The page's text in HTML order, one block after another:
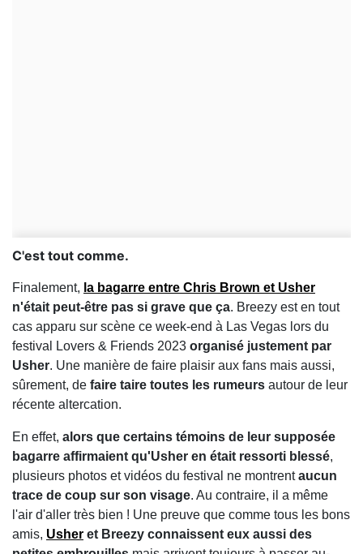
C'est tout comme.
Finalement, la bagarre entre Chris Brown et Usher
n'était peut-être pas si grave que ça. Breezy est en tout
cas apparu sur scène ce week-end à Las Vegas lors du
festival Lovers & Friends 2023 organisé justement par
Usher. Une manière de faire plaisir aux fans mais aussi,
sûrement, de faire taire toutes les rumeurs autour de leur
récente altercation.
En effet, alors que certains témoins de leur supposée
bagarre affirmaient qu'Usher en était ressorti blessé,
plusieurs photos et vidéos du festival ne montrentaucun
trace de coup sur son visage. Au contraire, il a même
l'air d'aller très bien ! Une preuve que comme tous les bons
amis, Usher et Breezy connaissent eux aussi des